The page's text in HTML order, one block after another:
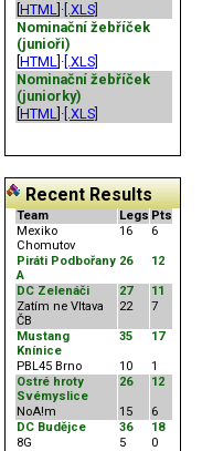
HTML ]· [.XLS]
Nominační žebříček
(junioři)
HTML ]· [.XLS]
Nominační žebříček
(juniorky)
HTML ]· [.XLS]
Recent Results
Team Legs Pts
Mexiko
Chomutov
16 6
Piráti Podbořany
A
26 12
DC Zelenáči 27
11
Zatím ne Vltava
ČB
22 7
Mustang
Knínice
35 17
PBL45 Brno 10
1
Ostré hroty
Svémyslice
26 12
NoA!m 15
6
DC Budějce
36
18
8G
5 0